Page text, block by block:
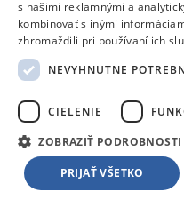
Čítať článok
BlogNavigačné schopnosti
Inteligentné robotické kosačky
finančne nákladnú a
pripravená už za pár minút.
vyhýbanie sa prekážkam či
kosačkách Ecovacs
Čítať článok
s našimi reklamnými a
kombinovať s inými
zhromaždili pri používaní ich
NEVYHNUTNE
CIELENIE
ZOBRAZIŤ PODROBNOSTI
PRIJAŤ VŠETKO